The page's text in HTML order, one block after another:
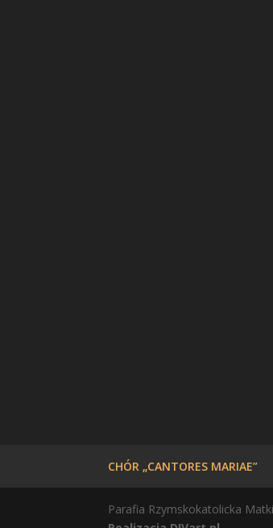
CHÓR „CANTORES MARIAE”
Parafia Rzymskokatolicka